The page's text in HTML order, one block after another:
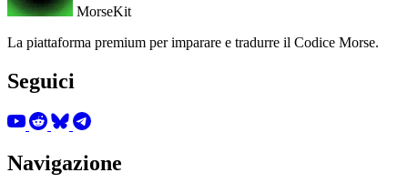
MorseKit
La piattaforma premium per imparare e tradurre il Codice Morse.
Seguici
Navigazione